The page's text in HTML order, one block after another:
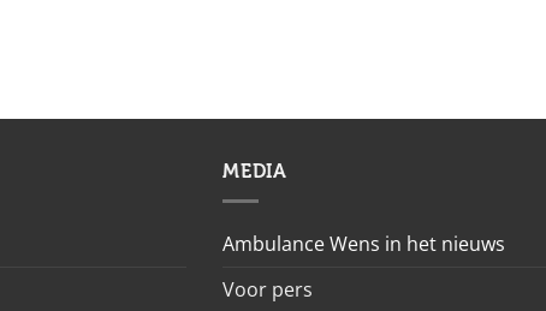
MEDIA
Ambulance Wens in het nieuws
Voor pers